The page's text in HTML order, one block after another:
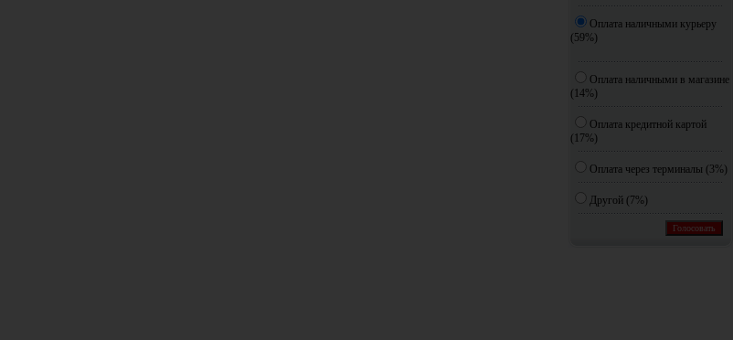
Оплата наличными курьеру
(59%)
Оплата наличными в магазине
(14%)
Оплата кредитной картой
(17%)
Оплата через терминалы (3%)
Другoй (7%)